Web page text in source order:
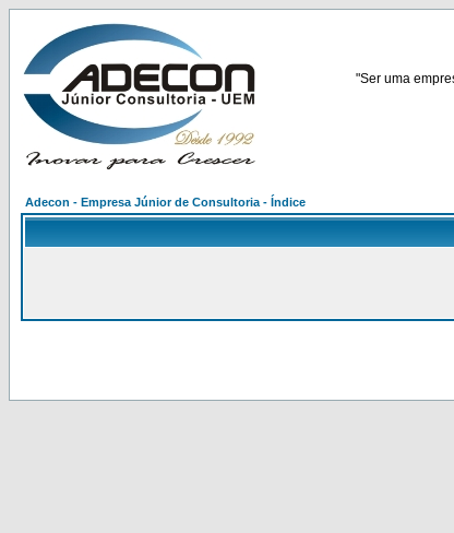
"Ser uma
Adecon - Empresa Júnior de Consultoria - Índice